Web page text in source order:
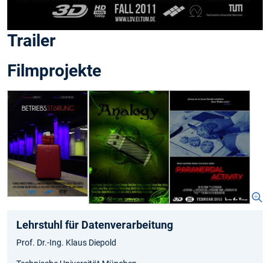
Trailer
Filmprojekte
Lehrstuhl für Datenverarbeitung
Prof. Dr.-Ing. Klaus Diepold